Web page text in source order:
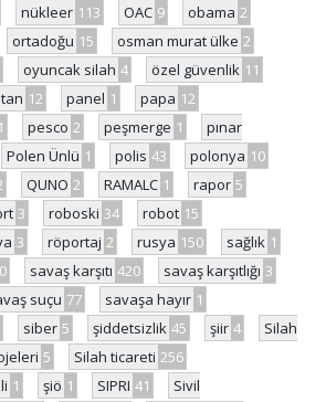
nükleer 113 OAC 9 obama 2
ortadoğu 15 osman murat ülke 2
oyuncak silah 4 özel güvenlik 11
12 panel 1 papa 12
1 pesco 2 peşmerge 1
pınar
Polen Ünlü 1 polis 43 polonya 10
QUNO 2 RAMALC 1 rapor 5
3 roboski 34 robot 15
3 röportaj 2 rusya 150 sağlık 1
savaş karşıtı 420 savaş karşıtlığı 3
suçu 77 savaşa hayır 1
siber 5 şiddetsizlik 45 şiir 4
Silah
5 Silah ticareti 256
1 şiö 1 SIPRI 41
Sivil